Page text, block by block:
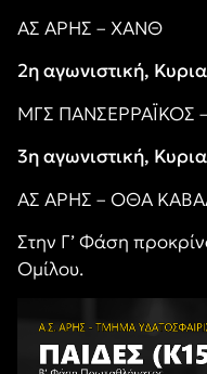
ΑΣ ΑΡΗΣ – ΧΑΝΘ
2η αγωνιστική,
ΜΓΣ ΠΑΝΣΕΡΡΑΪΚΟΣ
3η αγωνιστική,
ΑΣ ΑΡΗΣ – ΟΘΑ
Στην Γ’ Φάση
Ομίλου.